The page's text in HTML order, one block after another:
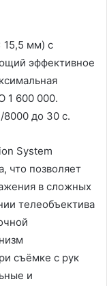
15,5 мм) с
эффективное
1 600 000.
8000 до 30 с.
System
что позволяет
в сложных
телеобъектива
съёмке с рук
и